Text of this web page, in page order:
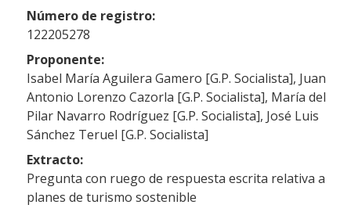
Número de registro:
122205278
Proponente:
Isabel María Aguilera Gamero [G.P. Socialista], Juan
Antonio Lorenzo Cazorla [G.P. Socialista], María del
Pilar Navarro Rodríguez [G.P. Socialista], José Luis
Sánchez Teruel [G.P. Socialista]
Extracto:
Pregunta con ruego de respuesta escrita relativa a
planes de turismo sostenible